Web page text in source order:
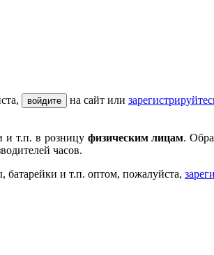
войдите на сайт или
и т.п. в розницу физическим лицам.
часов.
батарейки и т.п. оптом, пожалуйста,